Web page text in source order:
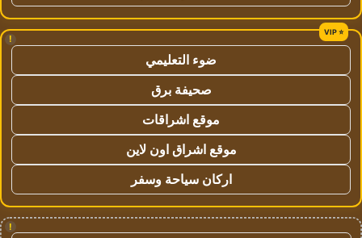
!
ضوء التعليمي
صحيفة برق
موقع اشراقات
موقع اشراق اون لاين
اركان سياحة وسفر
!